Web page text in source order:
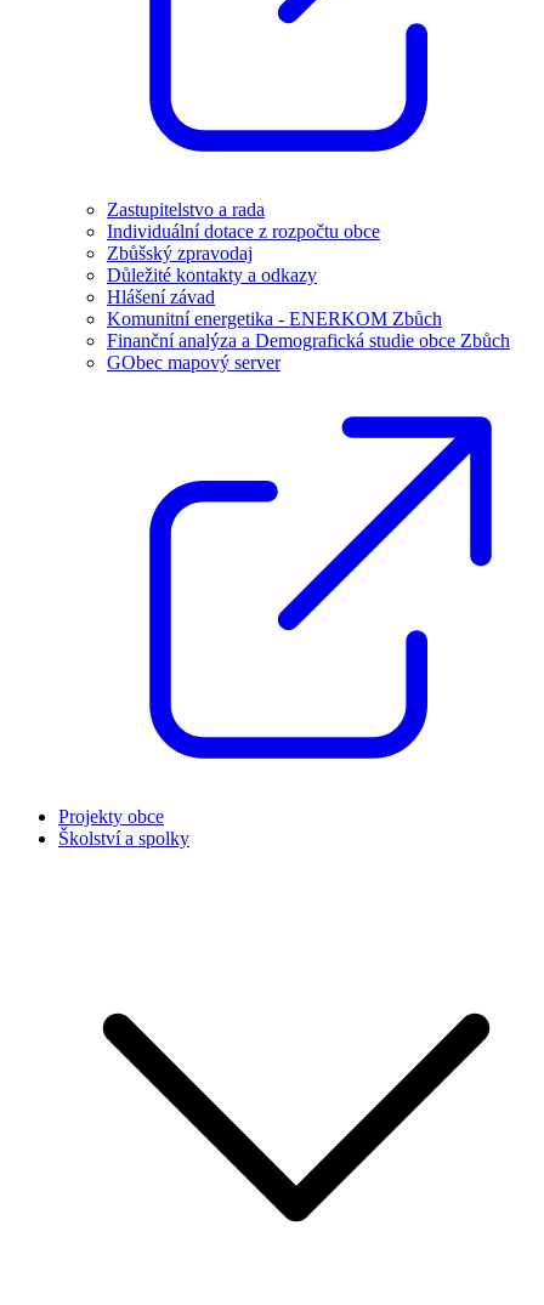
Zastupitelstvo a rada
Individuální dotace z rozpočtu obce
Zbůšský zpravodaj
Důležité kontakty a odkazy
Hlášení závad
Komunitní energetika - ENERKOM Zbůch
Finanční analýza a Demografická studie obce Zbůch
GObec mapový server
Projekty obce
Školství a spolky